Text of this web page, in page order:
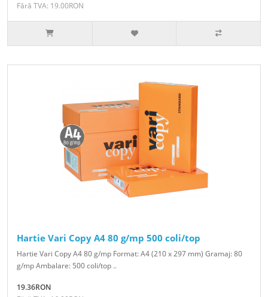
Fără TVA: 19.00RON
Hartie Vari Copy A4 80 g/mp 500 coli/top
Hartie Vari Copy A4 80 g/mp Format: A4 (210 x 297 mm) Gramaj: 80
g/mp Ambalare: 500 coli/top ..
19.36RON